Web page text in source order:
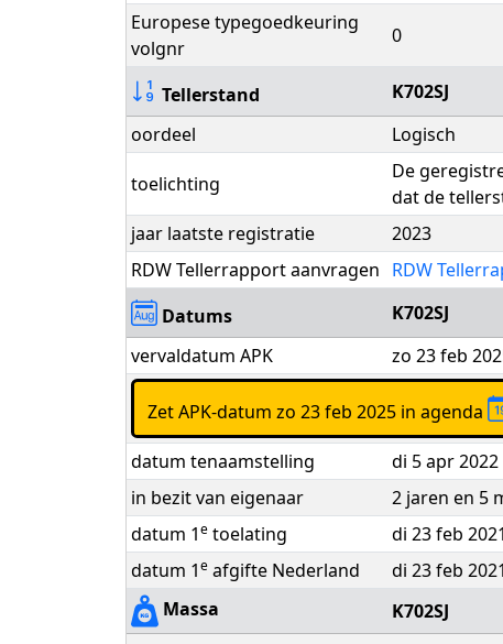
Europese typegoedkeuring
volgnr
0
Tellerstand
K702SJ
oordeel
Logisch
toelichting
De
dat de
jaar laatste registratie
2023
RDW Tellerrapport aanvragen RDW
Datums
K702SJ
vervaldatum APK
zo 23 feb
Zet APK-datum zo 23 feb 2025 in agenda
datum tenaamstelling
di 5 apr 2022
in bezit van eigenaar
2 jaren en 5
datum 1e toelating
di 23 feb 2021
datum 1e afgifte Nederland
di 23 feb 2021
Massa
K702SJ